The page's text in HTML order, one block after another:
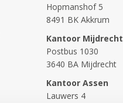
Hopmanshof 5
8491 BK Akkrum
Kantoor Mijdrecht
Postbus 1030
3640 BA Mijdrecht
Kantoor Assen
Lauwers 4